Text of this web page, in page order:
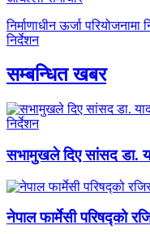
निर्माणाधीन ऊर्जा
निर्देशन
सम्बन्धित खबर
सभामुखले दिए सांसद डा‍‍.
नेपाल फार्मेसी परिषद्को